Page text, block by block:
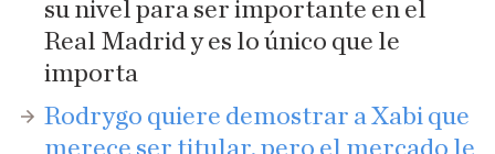
su nivel para ser importante en el
Real Madrid y es lo único que le
importa
Rodrygo quiere demostrar a Xabi que
merece ser titular, pero el mercado le